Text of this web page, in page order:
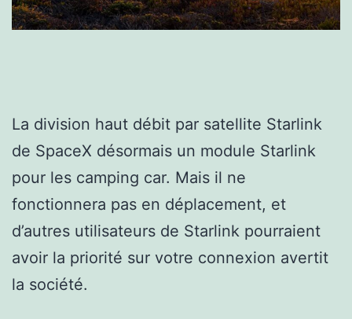
La division haut débit par satellite Starlink
de SpaceX désormais un module Starlink
pour les camping car. Mais il ne
fonctionnera pas en déplacement, et
d’autres utilisateurs de Starlink pourraient
avoir la priorité sur votre connexion avertit
la société.